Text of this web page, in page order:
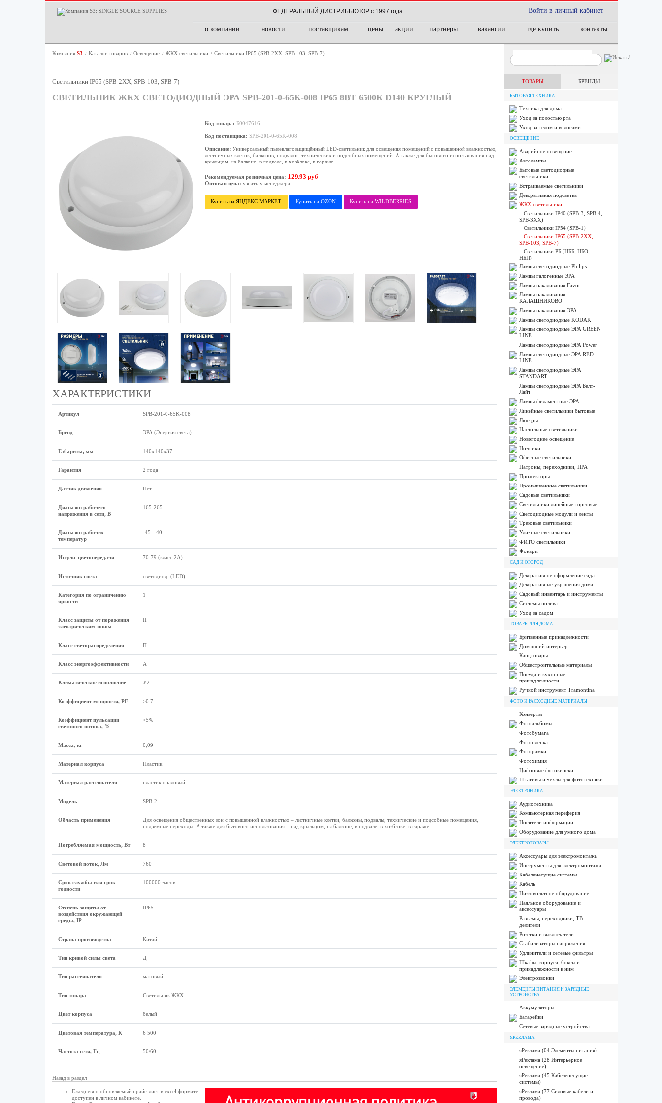
Войти в личный кабинет
ФЕДЕРАЛЬНЫЙ ДИСТРИБЬЮТОР с 1997 года
о компании новости поставщикам цены акции партнеры вакансии где купить контакты
Компания S3 / Каталог товаров / Освещение / ЖКХ светильники / Светильники IP65 (SPB-2ХХ, SPB-103, SPB-7)
Светильники IP65 (SPB-2ХХ, SPB-103, SPB-7)
СВЕТИЛЬНИК ЖКХ СВЕТОДИОДНЫЙ ЭРА SPB-201-0-65K-008 IP65 8ВТ 6500К D140 КРУГЛЫЙ
Код товара: Б0047616
Код поставщика: SPB-201-0-65K-008
Описание: Универсальный пылевлагозащищённый LED-светильник для освещения помещений с повышенной влажностью,
лестничных клеток, балконов, подвалов, технических и подсобных помещений. А также для бытового использования над
крыльцом, на балконе, в подвале, в хозблоке, в гараже.
Рекомендуемая розничная цена: 129.93 руб
Оптовая цена: узнать у менеджера
Купить на ЯНДЕКС МАРКЕТ Купить на OZON Купить на WILDBERRIES
ХАРАКТЕРИСТИКИ
Артикул SPB-201-0-65K-008
Бренд ЭРА (Энергия света)
Габариты, мм 140х140х37
Гарантия 2 года
Датчик движения Нет
Диапазон рабочего
напряжения в сети, В
165-265
Диапазон рабочих
температур
-45…40
Индекс цветопередачи 70-79 (класс 2A)
Источник света светодиод. (LED)
Категория по ограничению
яркости
1
Класс защиты от поражения
электрическим током
II
Класс светораспределения П
Класс энергоэффективности А
Климатическое исполнение У2
Коэффициент мощности, PF >0.7
Коэффициент пульсации
светового потока, %
<5%
Масса, кг 0,09
Материал корпуса Пластик
Материал рассеивателя пластик опаловый
Модель SPB-2
Область применения
Для освещения общественных зон с повышенной влажностью – лестничные клетки, балконы, подвалы, технические и подсобные помещения,
подземные переходы. А также для бытового использования – над крыльцом, на балконе, в подвале, в хозблоке, в гараже.
Потребляемая мощность, Вт 8
Световой поток, Лм 760
Срок службы или срок
годности
100000 часов
Степень защиты от
воздействия окружающей
среды, IP
IP65
Страна производства Китай
Тип кривой силы света Д
Тип рассеивателя матовый
Тип товара Светильник ЖКХ
Цвет корпуса белый
Цветовая температура, К 6 500
Частота сети, Гц 50/60
Назад в раздел
Ежедневно обновляемый прайс-лист в excel формате
доступен в личном кабинете.
ТОВАРЫ БРЕНДЫ
БЫТОВАЯ ТЕХНИКА
Техника для дома
Уход за полостью рта
Уход за телом и волосами
ОСВЕЩЕНИЕ
Аварийное освещение
Автолампы
Бытовые светодиодные
светильники
Встраиваемые светильники
Декоративная подсветка
ЖКХ светильники
Светильники IP40 (SPB-3, SPB-4,
SPB-3ХХ)
Светильники IP54 (SPB-1)
Светильники IP65 (SPB-2ХХ,
SPB-103, SPB-7)
Светильники РБ (НББ, НБО,
НБП)
Лампы cветодиодные Philips
Лампы галогенные ЭРА
Лампы накаливания Favor
Лампы накаливания
КАЛАШНИКОВО
Лампы накаливания ЭРА
Лампы светодиодные KODAK
Лампы светодиодные ЭРА GREEN
LINE
Лампы светодиодные ЭРА Power
Лампы светодиодные ЭРА RED
LINE
Лампы светодиодные ЭРА
STANDART
Лампы светодиодные ЭРА Белт-
Лайт
Лампы филаментные ЭРА
Линейные светильники бытовые
Люстры
Настольные светильники
Новогоднее освещение
Ночники
Офисные светильники
Патроны, переходники, ПРА
Прожекторы
Промышленные светильники
Садовые светильники
Светильники линейные торговые
Светодиодные модули и ленты
Трековые светильники
Уличные светильники
ФИТО светильники
Фонари
САД И ОГОРОД
Декоративное оформление сада
Декоративные украшения дома
Садовый инвентарь и инструменты
Системы полива
Уход за садом
ТОВАРЫ ДЛЯ ДОМА
Бритвенные принадлежности
Домашний интерьер
Канцтовары
Общестроительные материалы
Посуда и кухонные
принадлежности
Ручной инструмент Tramontina
ФОТО И РАСХОДНЫЕ МАТЕРИАЛЫ
Конверты
Фотоальбомы
Фотобумага
Фотопленка
Фоторамки
Фотохимия
Цифровые фотокиоски
Штативы и чехлы для фототехники
ЭЛЕКТРОНИКА
Аудиотехника
Компьютерная переферия
Носители информации
Оборудование для умного дома
ЭЛЕКТРОТОВАРЫ
Аксессуары для электромонтажа
Инструменты для электромонтажа
Кабеленесущие системы
Кабель
Низковольтное оборудование
Паяльное оборудование и
аксессуары
Разъёмы, переходники, ТВ
делители
Розетки и выключатели
Стабилизаторы напряжения
Удлинители и сетевые фильтры
Шкафы, корпуса, боксы и
принадлежности к ним
Электрозвонки
ЭЛЕМЕНТЫ ПИТАНИЯ И ЗАРЯДНЫЕ
УСТРОЙСТВА
Аккумуляторы
Батарейки
Сетевые зарядные устройства
ЯРЕКЛАМА
яРеклама (04 Элементы питания)
яРеклама (28 Интерьерное
освещение)
яРеклама (45 Кабеленесущие
системы)
яРеклама (77 Силовые кабели и
провода)